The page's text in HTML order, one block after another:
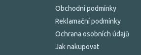
Obchodní podmínky
Reklamační podmínky
Ochrana osobních údajů
Jak nakupovat